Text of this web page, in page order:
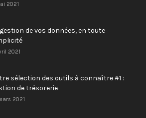
2021
de vos données, en toute
2021
sélection des outils à connaître #1 :
de trésorerie
2021